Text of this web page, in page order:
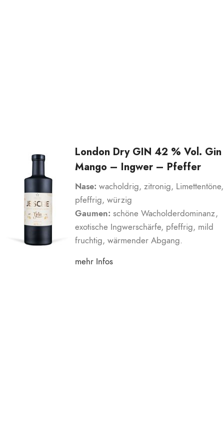
London Dry GIN 42 % Vol. Gin
Mango – Ingwer – Pfeffer
Nase: wacholdrig, zitronig, Limettentöne,
pfeffrig, würzig
Gaumen: schöne Wacholderdominanz,
exotische Ingwerschärfe, pfeffrig, mild
fruchtig, wärmender Abgang.
mehr Infos